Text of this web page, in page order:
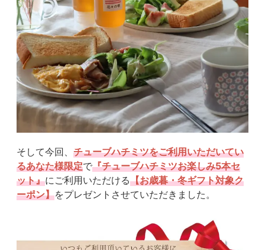
そして今回、 チューブハチミツをご利用いただいてい
るあなた様限定で『チューブハチミツお楽しみ5本セ
ット』にご利用いただける【お歳暮・冬ギフト対象ク
ーポン】をプレゼントさせていただきました。